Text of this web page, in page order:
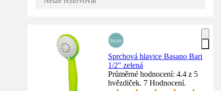
Sprchová hlavice Basano Bari
1/2" zelená
Průměrné hodnocení: 4.4 z 5
hvězdiček. 7 Hodnocení.